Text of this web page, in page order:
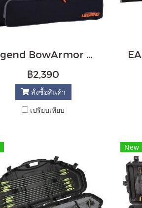
Legend BowArmor Compound Bow
฿2,390
สั่งซื้อสินค้า
เปรียบเทียบ
New